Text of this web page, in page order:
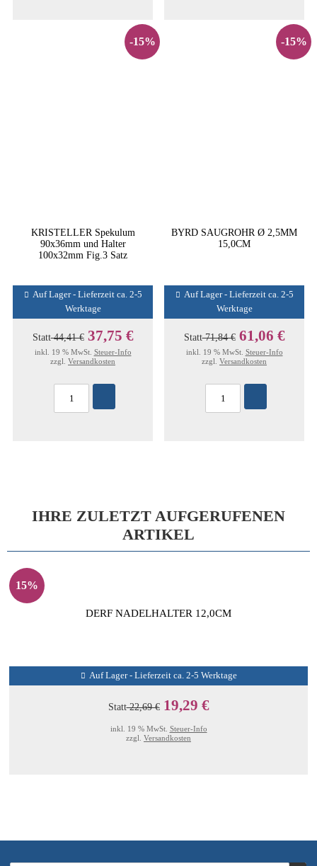
-15%
KRISTELLER Spekulum
90x36mm und Halter
100x32mm Fig.3 Satz
Auf Lager - Lieferzeit ca. 2-5
Werktage
Statt44,41 € 37,75 €
inkl. 19 % MwSt. Steuer-Info
zzgl. Versandkosten
-15%
BYRD SAUGROHR Ø 2,5MM
15,0CM
Auf Lager - Lieferzeit ca. 2-5
Werktage
Statt71,84 € 61,06 €
inkl. 19 % MwSt. Steuer-Info
zzgl. Versandkosten
IHRE ZULETZT AUFGERUFENEN
ARTIKEL
15%
DERF NADELHALTER 12,0CM
Auf Lager - Lieferzeit ca. 2-5 Werktage
Statt22,69 € 19,29 €
inkl. 19 % MwSt. Steuer-Info
zzgl. Versandkosten